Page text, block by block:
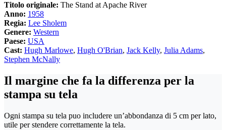
Titolo originale: The Stand at Apache River
Anno: 1958
Regia: Lee Sholem
Genere: Western
Paese: USA
Cast: Hugh Marlowe, Hugh O'Brian, Jack Kelly, Julia Adams,
Stephen McNally
Il margine che fa la differenza per la
stampa su tela
Ogni stampa su tela puo includere un’abbondanza di 5 cm per lato,
utile per stendere correttamente la tela.